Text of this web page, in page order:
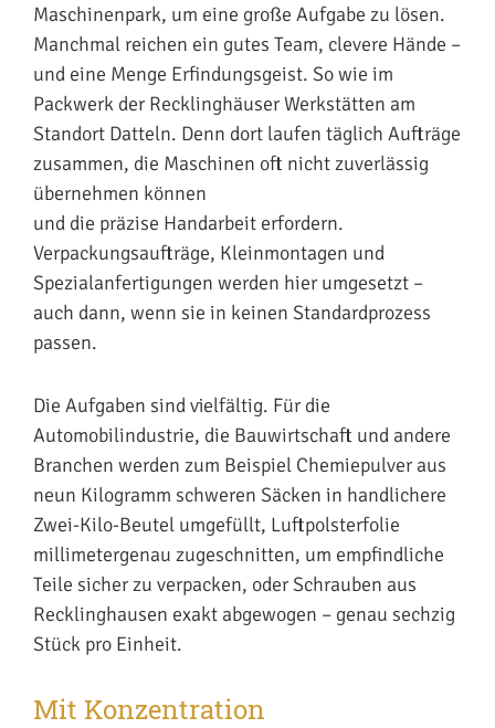
Maschinenpark, um eine große Aufgabe zu lösen.
Manchmal reichen ein gutes Team, clevere Hände –
und eine Menge Erfindungsgeist. So wie im
Packwerk der Recklinghäuser Werkstätten am
Standort Datteln. Denn dort laufen täglich Aufträge
zusammen, die Maschinen oft nicht zuverlässig
übernehmen können
und die präzise Handarbeit erfordern.
Verpackungsaufträge, Kleinmontagen und
Spezialanfertigungen werden hier umgesetzt –
auch dann, wenn sie in keinen Standardprozess
passen.
Die Aufgaben sind vielfältig. Für die
Automobilindustrie, die Bauwirtschaft und andere
Branchen werden zum Beispiel Chemiepulver aus
neun Kilogramm schweren Säcken in handlichere
Zwei-Kilo-Beutel umgefüllt, Luftpolsterfolie
millimetergenau zugeschnitten, um empfindliche
Teile sicher zu verpacken, oder Schrauben aus
Recklinghausen exakt abgewogen – genau sechzig
Stück pro Einheit.
Mit Konzentration